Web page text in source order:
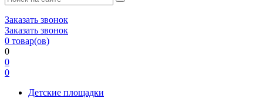
Заказать звонок
Заказать звонок
0 товар(ов)
0
0
0
Детские площадки